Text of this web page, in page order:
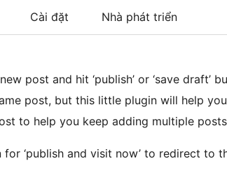
Cài đặt Nhà phát triển
post and hit ‘publish’ or ‘save draft’
post, but this little plugin will help
to help you keep adding multiple
‘publish and visit now’ to redirect to